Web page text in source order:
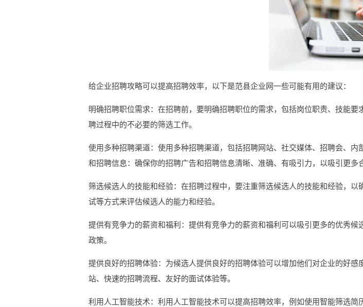
给企业招聘攻略可以提高招聘效率，以下是范县企业网一些可能有用的建议：
明确招聘职位需求：在招聘前，要明确招聘职位的需求，包括岗位职责、技能
聘过程中的不必要的筛选工作。
使用多种招聘渠道：使用多种招聘渠道，包括招聘网站、社交媒体、招聘会、
和招聘信息：确保你的招聘广告和招聘信息清晰、准确、有吸引力，以吸引更
筛选候选人的技能和经验：在招聘过程中，要注重筛选候选人的技能和经验，
试等方式来评估候选人的能力和经验。
提供有竞争力的薪资和福利：提供有竞争力的薪资和福利可以吸引更多的优秀
政策。
提供良好的招聘体验：为候选人提供良好的招聘体验可以增加他们对企业的好
站、快速的招聘流程、友好的面试体验等。
利用人工智能技术：利用人工智能技术可以提高招聘效率，例如使用智能筛选简